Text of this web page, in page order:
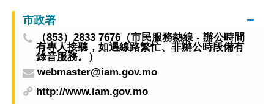
市政署
（853）2833 7676（市民服務熱線 - 辦公時間
有專人接聽，如遇線路繁忙、非辦公時段備有
錄音服務。）
webmaster@iam.gov.mo
http://www.iam.gov.mo